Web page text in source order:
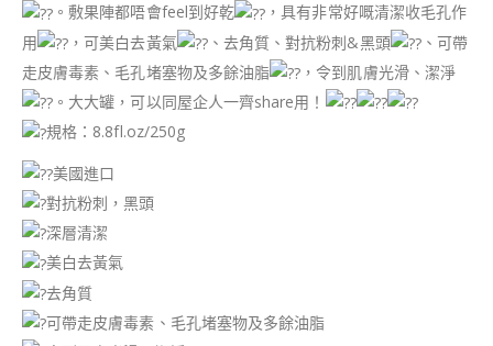
。敷果陣都唔會feel到好乾
，具有非常好嘅清潔收毛孔作
用
，可美白去黃氣 、去角質、對抗粉刺&黑頭
、可帶
走皮膚毒素、毛孔堵塞物及多餘油脂
，令到肌膚光滑、潔淨
。大大罐，可以同屋企人一齊share用！
規格：8.8fl.oz/250g
美國進口
對抗粉刺，黑頭
深層清潔
美白去黃氣
去角質
可帶走皮膚毒素、毛孔堵塞物及多餘油脂